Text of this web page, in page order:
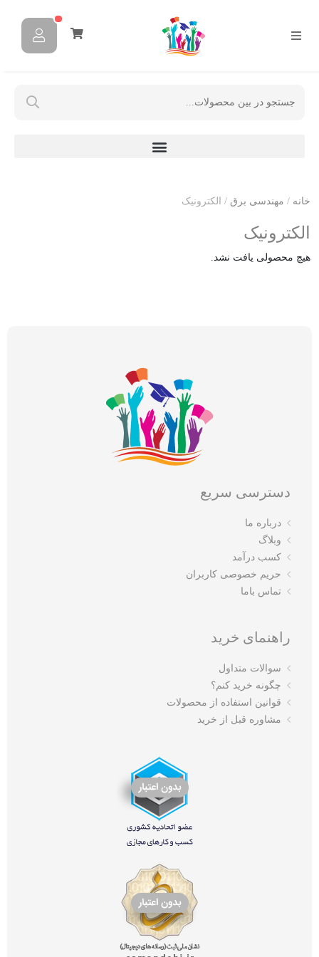
خانه / مهندسی برق / الکترونیک
الکترونیک
هیچ محصولی یافت نشد.
دسترسی سریع
درباره ما
وبلاگ
کسب درآمد
حریم خصوصی کاربران
تماس باما
راهنمای خرید
سوالات متداول
چگونه خرید کنم؟
قوانین استفاده از محصولات
مشاوره قبل از خرید